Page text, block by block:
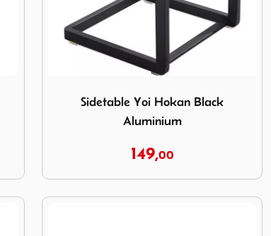
Sidetable Yoi Hokan Black
Aluminium
149,00